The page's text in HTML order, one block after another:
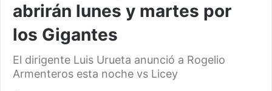
abrirán lunes y martes por
los Gigantes
El dirigente Luis Urueta anunció a Rogelio
Armenteros esta noche vs Licey